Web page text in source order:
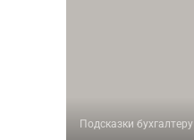
Подсказки бухгалтеру